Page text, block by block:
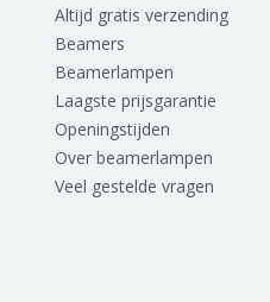
Altijd gratis verzending
Beamers
Beamerlampen
Laagste prijsgarantie
Openingstijden
Over beamerlampen
Veel gestelde vragen